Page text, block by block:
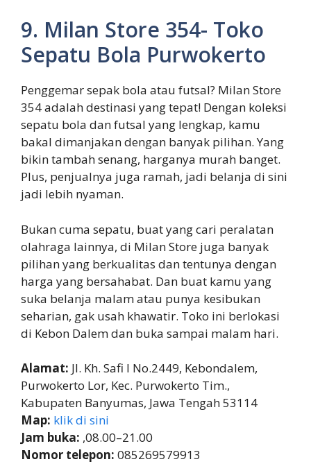
9. Milan Store 354- Toko
Sepatu Bola Purwokerto
Penggemar sepak bola atau futsal? Milan Store
354 adalah destinasi yang tepat! Dengan koleksi
sepatu bola dan futsal yang lengkap, kamu
bakal dimanjakan dengan banyak pilihan. Yang
bikin tambah senang, harganya murah banget.
Plus, penjualnya juga ramah, jadi belanja di sini
jadi lebih nyaman.
Bukan cuma sepatu, buat yang cari peralatan
olahraga lainnya, di Milan Store juga banyak
pilihan yang berkualitas dan tentunya dengan
harga yang bersahabat. Dan buat kamu yang
suka belanja malam atau punya kesibukan
seharian, gak usah khawatir. Toko ini berlokasi
di Kebon Dalem dan buka sampai malam hari.
Alamat: Jl. Kh. Safi I No.2449, Kebondalem,
Purwokerto Lor, Kec. Purwokerto Tim.,
Kabupaten Banyumas, Jawa Tengah 53114
Map: klik di sini
Jam buka: ,08.00–21.00
Nomor telepon: 085269579913